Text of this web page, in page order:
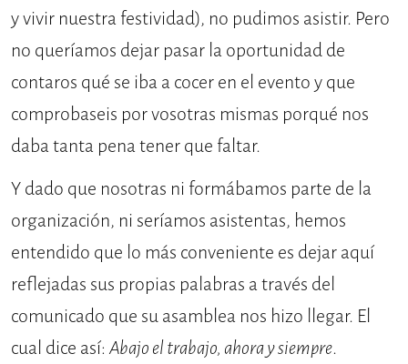
y vivir nuestra festividad), no pudimos asistir. Pero
no queríamos dejar pasar la oportunidad de
contaros qué se iba a cocer en el evento y que
comprobaseis por vosotras mismas porqué nos
daba tanta pena tener que faltar.
Y dado que nosotras ni formábamos parte de la
organización, ni seríamos asistentas, hemos
entendido que lo más conveniente es dejar aquí
reflejadas sus propias palabras a través del
comunicado que su asamblea nos hizo llegar. El
cual dice así: Abajo el trabajo, ahora y siempre.